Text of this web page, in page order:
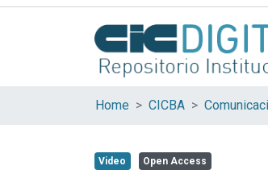
Home CICBA
Video Open Access